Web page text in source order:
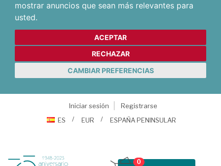
mostrar anuncios que sean más relevantes para
usted.
ACEPTAR
RECHAZAR
CAMBIAR PREFERENCIAS
Iniciar sesión
Registrarse
ES
EUR ESPAÑA PENINSULAR
0